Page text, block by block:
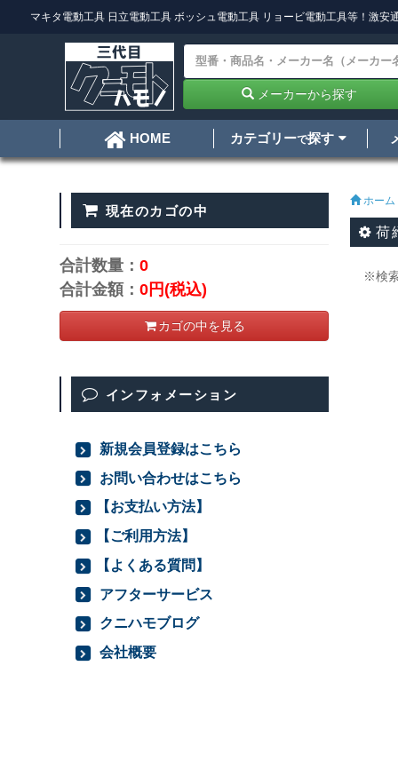
マキタ電動工具 日立電動工具 ボッシュ電動工具 リョービ電動工具等！激安
メーカーから探す
HOME カテゴリーで探す
ホーム
荷
※検
現在のカゴの中
合計数量：0
合計金額：0円(税込)
カゴの中を見る
インフォメーション
新規会員登録はこちら
お問い合わせはこちら
【お支払い方法】
【ご利用方法】
【よくある質問】
アフターサービス
クニハモブログ
会社概要